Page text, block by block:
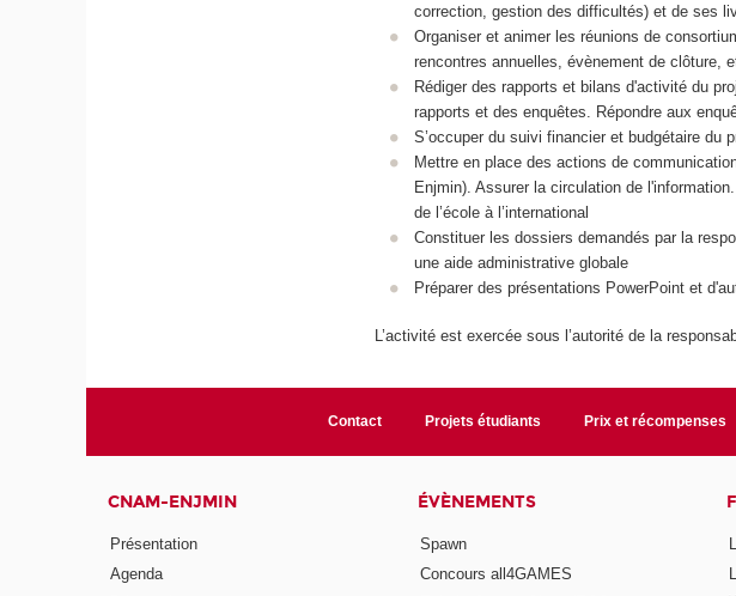
correction, gestion des difficultés) et de ses
Organiser et animer les réunions de
rencontres annuelles, évènement de clôture,
Rédiger des rapports et bilans d'activité du
rapports et des enquêtes. Répondre aux
S’occuper du suivi financier et budgétaire du
Mettre en place des actions de
Enjmin). Assurer la circulation de
de l’école à l’international
Constituer les dossiers demandés par la
une aide administrative globale
Préparer des présentations PowerPoint et
L’activité est exercée sous l’autorité de la
Contact Projets étudiants Prix et récompenses
CNAM-ENJMIN
Présentation
Agenda
ÉVÈNEMENTS
Spawn
Concours all4GAMES